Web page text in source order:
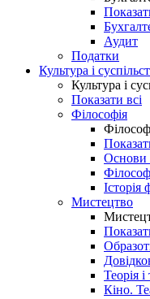
Аудит
Податки
Культура і
Культура і
Показати всі
Філософія
Основи
Історія
Мистецтво
Теорія
Кіно.